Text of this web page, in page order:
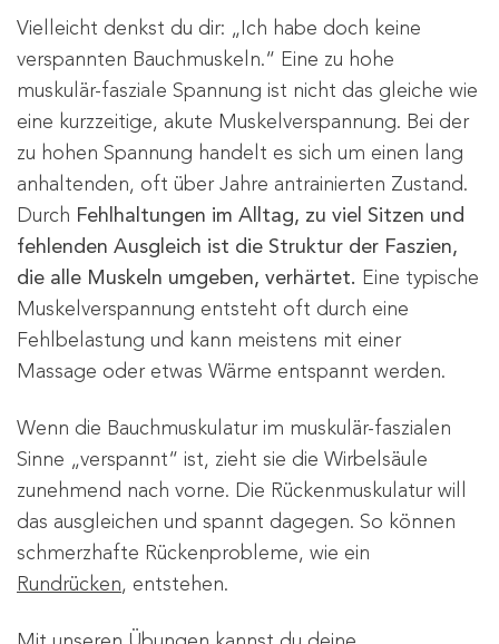
Vielleicht denkst du dir: „Ich habe doch keine
verspannten Bauchmuskeln.“ Eine zu hohe
muskulär-fasziale Spannung ist nicht das gleiche wie
eine kurzzeitige, akute Muskelverspannung. Bei der
zu hohen Spannung handelt es sich um einen lang
anhaltenden, oft über Jahre antrainierten Zustand.
Durch Fehlhaltungen im Alltag, zu viel Sitzen und
fehlenden Ausgleich ist die Struktur der Faszien,
die alle Muskeln umgeben, verhärtet. Eine typische
Muskelverspannung entsteht oft durch eine
Fehlbelastung und kann meistens mit einer
Massage oder etwas Wärme entspannt werden.
Wenn die Bauchmuskulatur im muskulär-faszialen
Sinne „verspannt“ ist, zieht sie die Wirbelsäule
zunehmend nach vorne. Die Rückenmuskulatur will
das ausgleichen und spannt dagegen. So können
schmerzhafte Rückenprobleme, wie ein
Rundrücken, entstehen.